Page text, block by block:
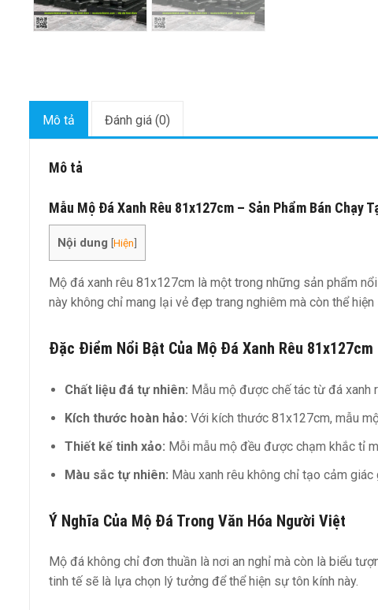
Mô tả Đánh giá (0)
Mô tả
Mẫu Mộ Đá Xanh Rêu 81x127cm – Sản Phẩm Bán Chạy
Nội dung [Hiện]
Mộ đá xanh rêu 81x127cm là một trong những sản phẩm
này không chỉ mang lại vẻ đẹp trang nghiêm mà còn thể
Đặc Điểm Nổi Bật Của Mộ Đá Xanh Rêu 81x127cm
Chất liệu đá tự nhiên: Mẫu mộ được chế tác từ đá xanh
Kích thước hoàn hảo: Với kích thước 81x127cm, mẫu
Thiết kế tinh xảo: Mỗi mẫu mộ đều được chạm khắc tỉ
Màu sắc tự nhiên: Màu xanh rêu không chỉ tạo cảm
Ý Nghĩa Của Mộ Đá Trong Văn Hóa Người Việt
Mộ đá không chỉ đơn thuần là nơi an nghỉ mà còn là biểu
tinh tế sẽ là lựa chọn lý tưởng để thể hiện sự tôn kính này.